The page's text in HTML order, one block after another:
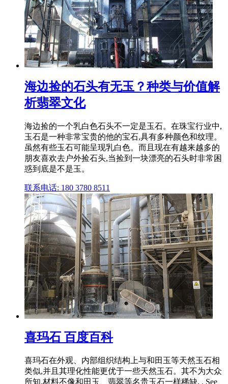
海边捡的石头有无玉？种类与价值解
析翡翠文化
海边捡的一个乳白色石头不一定是玉石。在珠宝行业中,
玉石是一种非常宝贵的他的宝石,具有多种颜色和纹理。
虽然有些玉石可能呈现乳白色。而且现在有越来越多的
朋友喜欢去户外捡石头,当捡到一块漂亮的石头时非常困
惑到底是不是玉。
联系电话: 180 3780 8511
喜玛石 百度百科
喜玛石在外观、内部组织结构上与和田玉等天然玉石相
类似,并且其理化性能更优于一些天然玉石。其不为大众
所知,材料不像和田玉、翡翠等名贵玉石一样稀缺, . See